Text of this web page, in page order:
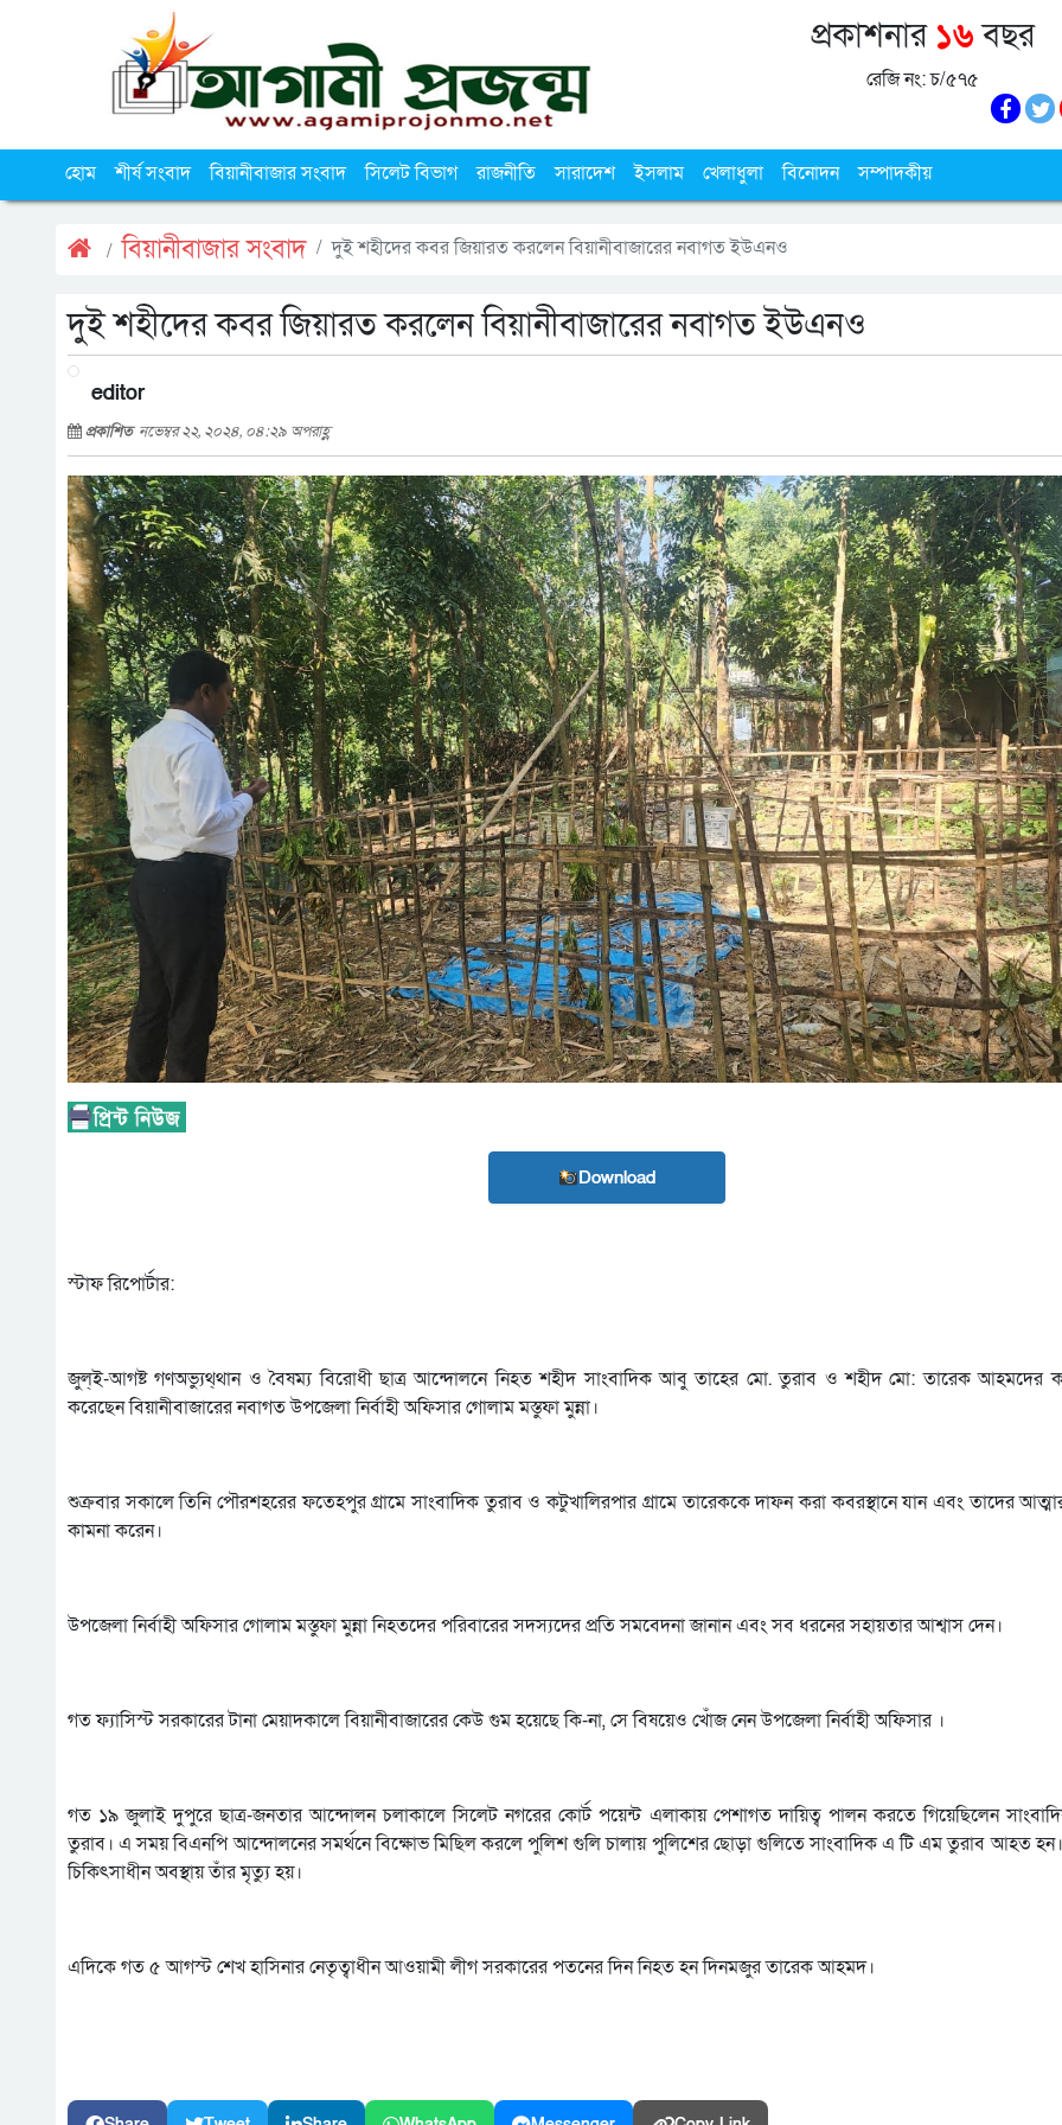
প্রকাশনার ১৬বছর
রেজি নং: চ/৫৭৫
হোম শীর্ষ সংবাদ বিয়ানীবাজার সংবাদ সিলেট বিভাগ রাজনীতি সারাদেশ ইসলাম খেলাধুলা বিনোদন সম্পাদকীয়
বিয়ানীবাজার সংবাদ দুই শহীদের কবর জিয়ারত করলেন বিয়ানীবাজারের নবাগত ইউএনও
দুই শহীদের কবর জিয়ারত করলেন বিয়ানীবাজারের নবাগত ইউএনও
editor
প্রকাশিত নভেম্বর ২২, ২০২৪, ০৪:২৯ অপরাহ্ণ
Download
স্টাফ রিপোর্টার:
জুল্ই-আগষ্ট গণঅভ্যুথ্থান ও বৈষম্য বিরোধী ছাত্র আন্দোলনে নিহত শহীদ সাংবাদিক আবু তাহের মো. তুরাব ও শহীদ মো: তারেক আহমদের
করেছেন বিয়ানীবাজারের নবাগত উপজেলা নির্বাহী অফিসার গোলাম মস্তুফা মুন্না।
শুক্রবার সকালে তিনি পৌরশহরের ফতেহপুর গ্রামে সাংবাদিক তুরাব ও কটুখালিরপার গ্রামে তারেককে দাফন করা কবরস্থানে যান এবং তাদের
কামনা করেন।
উপজেলা নির্বাহী অফিসার গোলাম মস্তুফা মুন্না নিহতদের পরিবারের সদস্যদের প্রতি সমবেদনা জানান এবং সব ধরনের সহায়তার আশ্বাস দেন।
গত ফ্যাসিস্ট সরকারের টানা মেয়াদকালে বিয়ানীবাজারের কেউ গুম হয়েছে কি-না, সে বিষয়েও খোঁজ নেন উপজেলা নির্বাহী অফিসার ।
গত ১৯ জুলাই দুপুরে ছাত্র-জনতার আন্দোলন চলাকালে সিলেট নগরের কোর্ট পয়েন্ট এলাকায় পেশাগত দায়িত্ব পালন করতে গিয়েছিলেন
তুরাব। এ সময় বিএনপি আন্দোলনের সমর্থনে বিক্ষোভ মিছিল করলে পুলিশ গুলি চালায় পুলিশের ছোড়া গুলিতে সাংবাদিক এ টি এম তুরাব আহত হন।
চিকিৎসাধীন অবস্থায় তাঁর মৃত্যু হয়।
এদিকে গত ৫ আগস্ট শেখ হাসিনার নেতৃত্বাধীন আওয়ামী লীগ সরকারের পতনের দিন নিহত হন দিনমজুর তারেক আহমদ।